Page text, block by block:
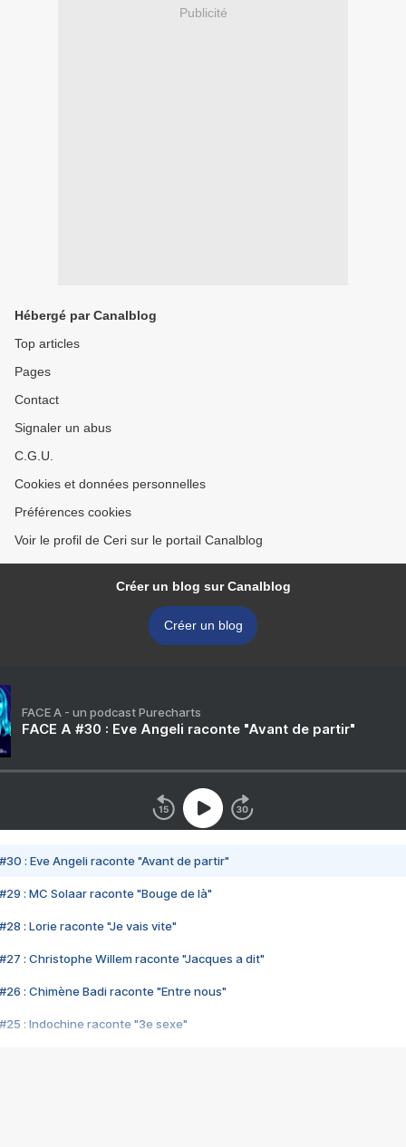
Publicité
Hébergé par Canalblog
Top articles
Pages
Contact
Signaler un abus
C.G.U.
Cookies et données personnelles
Préférences cookies
Voir le profil de Ceri sur le portail Canalblog
Créer un blog sur Canalblog
Créer un blog
FACE A - un podcast Purecharts
FACE A #30 : Eve Angeli raconte "Avant de partir"
#30 : Eve Angeli raconte "Avant de partir"
#29 : MC Solaar raconte "Bouge de là"
#28 : Lorie raconte "Je vais vite"
#27 : Christophe Willem raconte "Jacques a dit"
#26 : Chimène Badi raconte "Entre nous"
#25 : Indochine raconte "3e sexe"